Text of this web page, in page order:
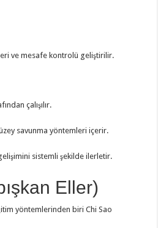
ve mesafe kontrolü geliştirilir.
çalışılır.
savunma yöntemleri içerir.
sistemli şekilde ilerletir.
Eller)
yöntemlerinden biri Chi Sao